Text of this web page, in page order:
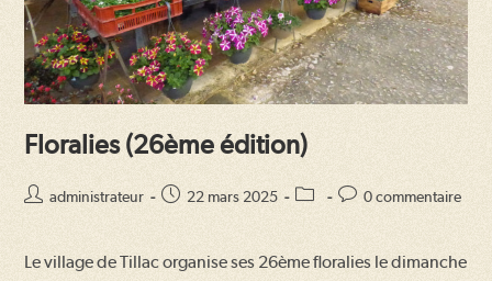
Floralies (26ème édition)
Auteur/autrice
publication :
administrateur
Publication
22 mars 2025
Post
Commentaires
publication :
0 commentaire
Le village de Tillac organise ses 26ème floralies le dimanche